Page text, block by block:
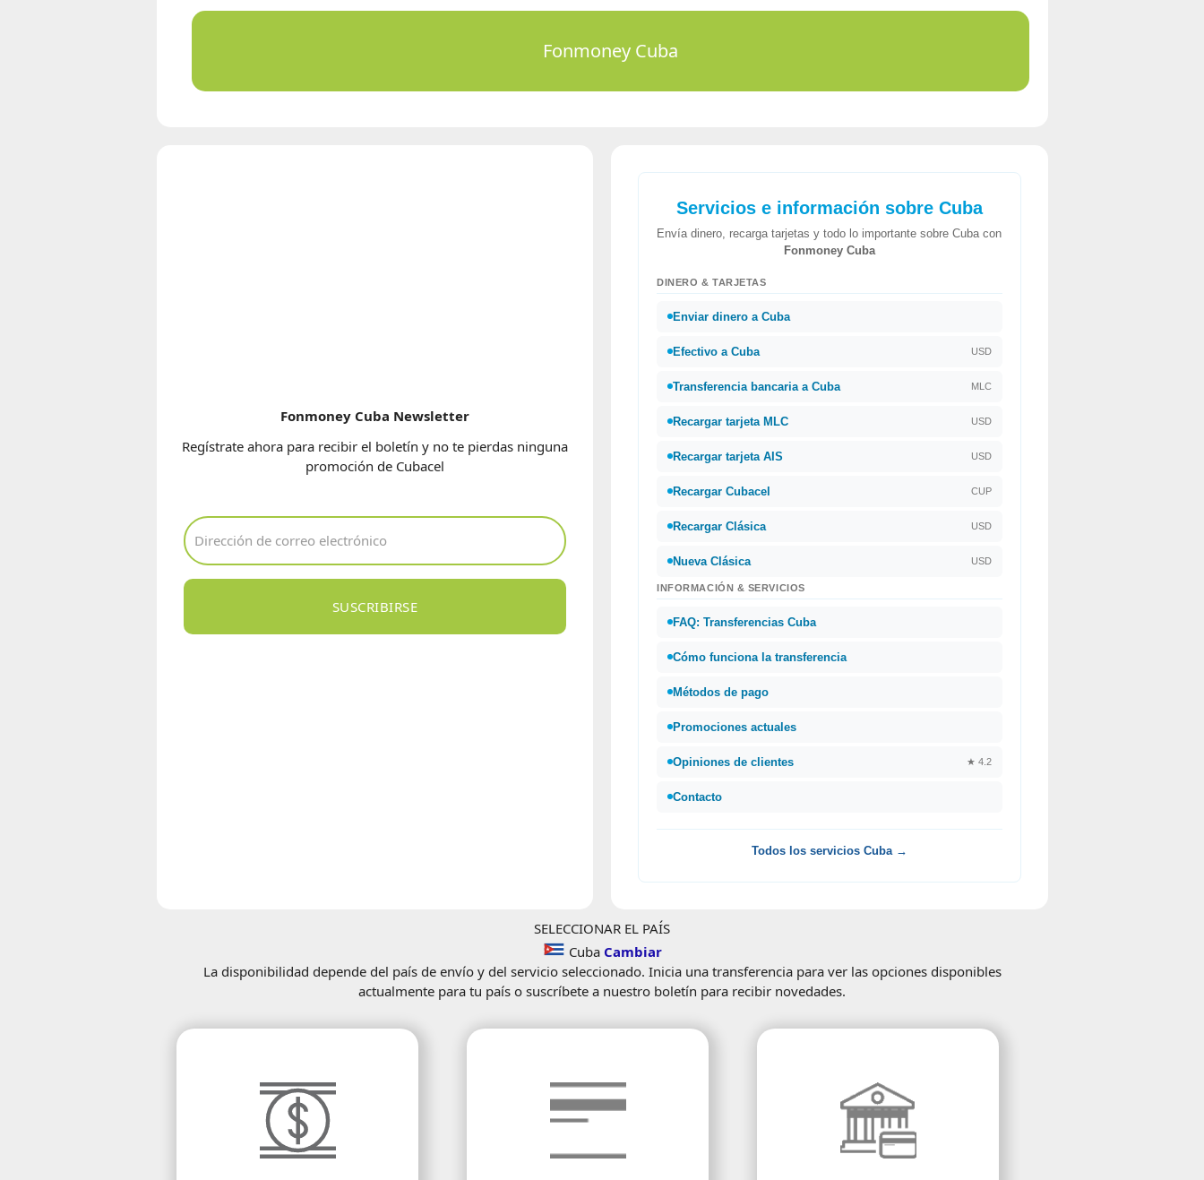
Fonmoney Cuba
Fonmoney Cuba Newsletter
Regístrate ahora para recibir el boletín y no te pierdas ninguna
promoción de Cubacel
SUSCRIBIRSE
Servicios e información sobre Cuba
Envía dinero, recarga tarjetas y todo lo importante sobre Cuba con
Fonmoney Cuba
DINERO & TARJETAS
Enviar dinero a Cuba
Efectivo a Cuba USD
Transferencia bancaria a Cuba MLC
Recargar tarjeta MLC USD
Recargar tarjeta AIS USD
Recargar Cubacel CUP
Recargar Clásica USD
Nueva Clásica USD
INFORMACIÓN & SERVICIOS
FAQ: Transferencias Cuba
Cómo funciona la transferencia
Métodos de pago
Promociones actuales
Opiniones de clientes ★ 4.2
Contacto
Todos los servicios Cuba →
SELECCIONAR EL PAÍS
Cuba Cambiar
La disponibilidad depende del país de envío y del servicio seleccionado. Inicia una transferencia para ver las opciones disponibles
actualmente para tu país o suscríbete a nuestro boletín para recibir novedades.